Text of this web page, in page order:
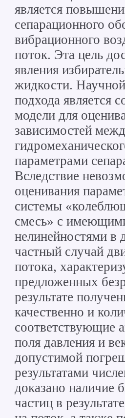
является
сепарационного
вибрационного
поток. Эта цель
явления
жидкости.
подхода является
модели для
зависимостей
параметрами
Вследствие
оценивания
системы
смесь» с
нелинейностями в
частный случай
потока,
предложенных
результате
качественно и
соответствующие
поля давления и
допустимой
результатами
доказано наличие
частиц в